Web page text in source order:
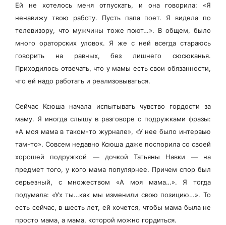
Ей не хотелось меня отпускать, и она говорила: «Я
ненавижу твою работу. Пусть папа поет. Я видела по
телевизору, что мужчины тоже поют…». В общем, было
много ораторских уловок. Я же с ней всегда стараюсь
говорить на равных, без лишнего сюсюканья.
Приходилось отвечать, что у мамы есть свои обязанности,
что ей надо работать и реализовываться.
Сейчас Ксюша начала испытывать чувство гордости за
маму. Я иногда слышу в разговоре с подружками фразы:
«А моя мама в таком-то журнале», «У нее было интервью
там-то». Совсем недавно Ксюша даже поспорила со своей
хорошей подружкой — дочкой Татьяны Навки — на
предмет того, у кого мама популярнее. Причем спор был
серьезный, с множеством «А моя мама…». Я тогда
подумала: «Ух ты…как мы изменили свою позицию…». То
есть сейчас, в шесть лет, ей хочется, чтобы мама была не
просто мама, а мама, которой можно гордиться.